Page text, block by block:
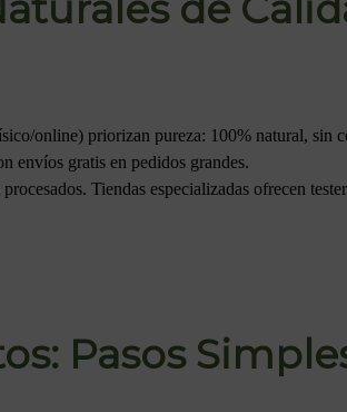
online) priorizan pureza: 100% natural, sin
envíos gratis en pedidos grandes.
Tiendas especializadas ofrecen
Pasos